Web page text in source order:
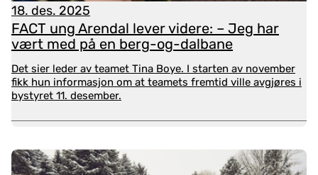
gevinstidentifiseringsrapporten.
Digital opplæring i FACT ung-
modellen
NAPHA har utviklet en digital opplæring som er gratis
grunnprinsippene i modellen. Den består av moduler
som kan tas når det passer deg eller teamet.Her
18. des. 2025
FACT ung Arendal lever videre: – Jeg har
vært med på en berg-og-dalbane
Det sier leder av teamet Tina Boye. I starten av november
fikk hun informasjon om at teamets fremtid ville avgjøres i
bystyret 11. desember.